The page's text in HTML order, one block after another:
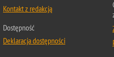
Kontakt z redakcją
Dostępność
Deklaracja dostępności